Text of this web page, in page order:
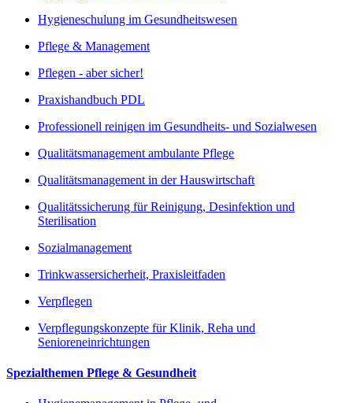
Hygieneschulung im Gesundheitswesen
Pflege & Management
Pflegen - aber sicher!
Praxishandbuch PDL
Professionell reinigen im Gesundheits- und Sozialwesen
Qualitätsmanagement ambulante Pflege
Qualitätsmanagement in der Hauswirtschaft
Qualitätssicherung für Reinigung, Desinfektion und
Sterilisation
Sozialmanagement
Trinkwassersicherheit, Praxisleitfaden
Verpflegen
Verpflegungskonzepte für Klinik, Reha und
Senioreneinrichtungen
Spezialthemen Pflege & Gesundheit